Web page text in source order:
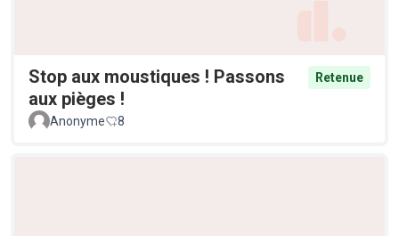
Stop aux moustiques ! Passons
aux pièges !
Retenue
Anonyme 8